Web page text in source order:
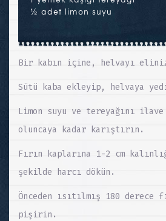
½ adet limon suyu
Bir kabın içine, helvayı
Sütü kaba ekleyip, helvaya
Limon suyu ve tereyağını
oluncaya kadar karıştırın.
Fırın kaplarına 1-2 cm
şekilde harcı dökün.
Önceden ısıtılmış 180 derece
pişirin.